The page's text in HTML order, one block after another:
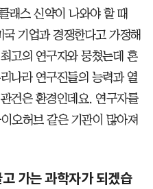
래스 신약이 나와야 할 때
기업과 경쟁한다고 가정해
고의 연구자와 뭉쳤는데 혼
나라 연구진들의 능력과 열
건은 환경인데요. 연구자를
오허브 같은 기관이 많아져
가는 과학자가 되겠습